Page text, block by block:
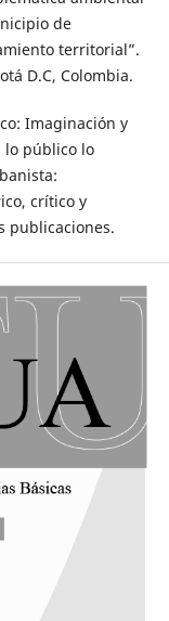
de
territorial”.
D.C, Colombia.
Imaginación y
lo público lo
crítico y
publicaciones.